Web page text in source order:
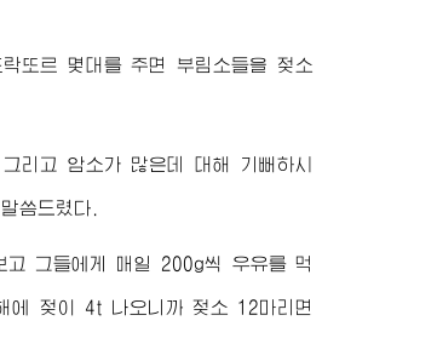
또르 몇대를 주면 부림소들을 젖소
리고 암소가 많은데 대해 기뻐하시
씀드렸다.
그들에게 매일 200g씩 우유를 먹
젖이 4t 나오니까 젖소 12마리면